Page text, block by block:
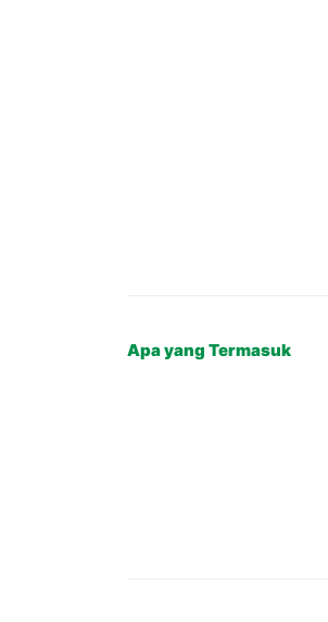
Apa yang Termasuk